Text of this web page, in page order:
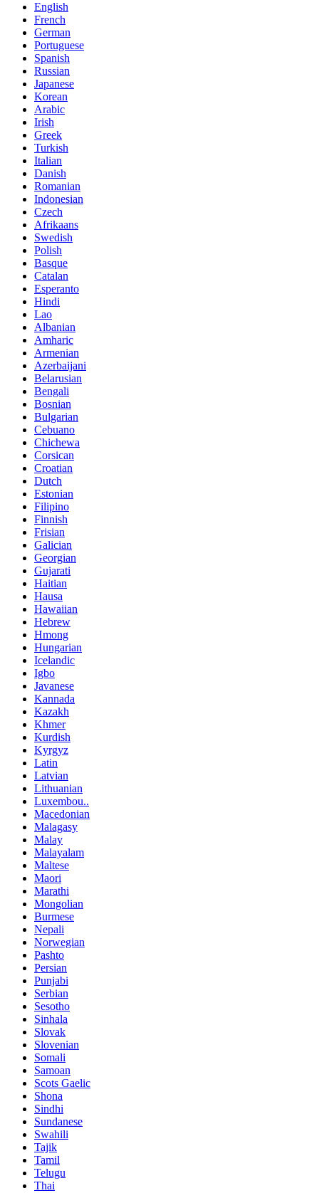
English
French
German
Portuguese
Spanish
Russian
Japanese
Korean
Arabic
Irish
Greek
Turkish
Italian
Danish
Romanian
Indonesian
Czech
Afrikaans
Swedish
Polish
Basque
Catalan
Esperanto
Hindi
Lao
Albanian
Amharic
Armenian
Azerbaijani
Belarusian
Bengali
Bosnian
Bulgarian
Cebuano
Chichewa
Corsican
Croatian
Dutch
Estonian
Filipino
Finnish
Frisian
Galician
Georgian
Gujarati
Haitian
Hausa
Hawaiian
Hebrew
Hmong
Hungarian
Icelandic
Igbo
Javanese
Kannada
Kazakh
Khmer
Kurdish
Kyrgyz
Latin
Latvian
Lithuanian
Luxembou..
Macedonian
Malagasy
Malay
Malayalam
Maltese
Maori
Marathi
Mongolian
Burmese
Nepali
Norwegian
Pashto
Persian
Punjabi
Serbian
Sesotho
Sinhala
Slovak
Slovenian
Somali
Samoan
Scots Gaelic
Shona
Sindhi
Sundanese
Swahili
Tajik
Tamil
Telugu
Thai